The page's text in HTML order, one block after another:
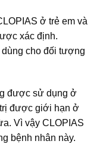
ở trẻ em và
xác định.
cho đối tượng
được sử dụng ở
được giới hạn ở
Vì vậy CLOPIAS
bệnh nhân này.